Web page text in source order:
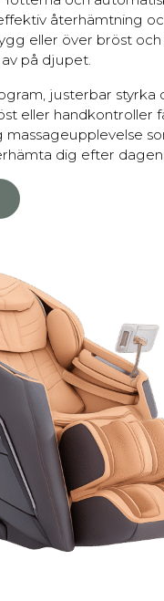
återhämtning
eller över bröst
på djupet.
justerbar styrka
eller handkontroller
massageupplevelse
dig efter